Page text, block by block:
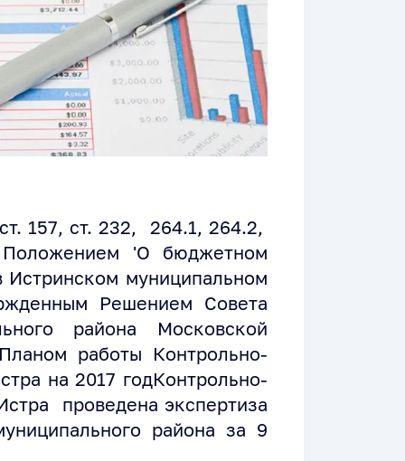
157, ст. 232, 264.1, 264.2,
'О бюджетном
муниципальном
Решением Совета
района Московской
работы Контрольно-
на 2017 годКонтрольно-
проведена экспертиза
района за 9